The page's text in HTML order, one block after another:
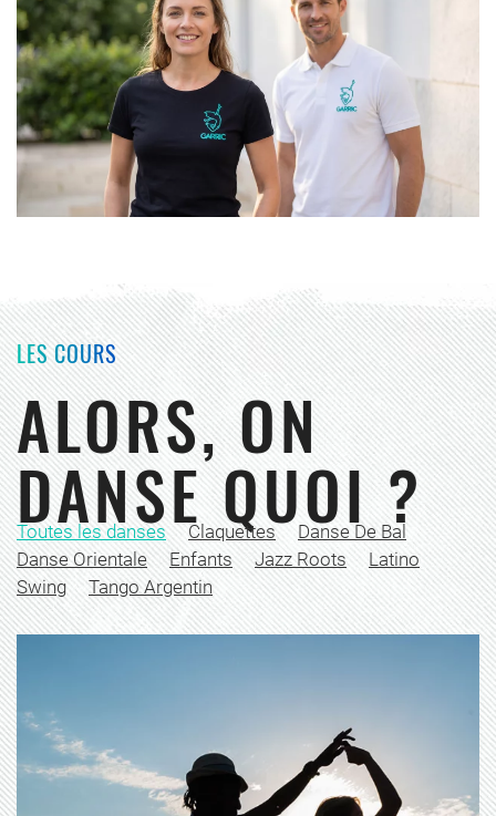
LES COURS
ALORS, ON
DANSE QUOI ?
Toutes les danses Claquettes
Danse De Bal
Danse Orientale
Enfants Jazz Roots
Latino
Swing
Tango Argentin